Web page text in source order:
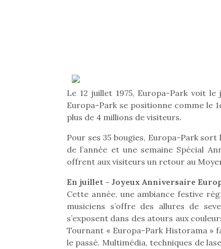
Le 12 juillet 1975, Europa-Park voit
Europa-Park se positionne comme le
plus de 4 millions de visiteurs.
Pour ses 35 bougies, Europa-Park
de l’année et une semaine Spécial
offrent aux visiteurs un retour au
En juillet – Joyeux Anniversaire
Cette année, une ambiance festive
musiciens s’offre des allures de
s’exposent dans des atours aux
Tournant « Europa-Park Historama »
le passé. Multimédia, techniques de